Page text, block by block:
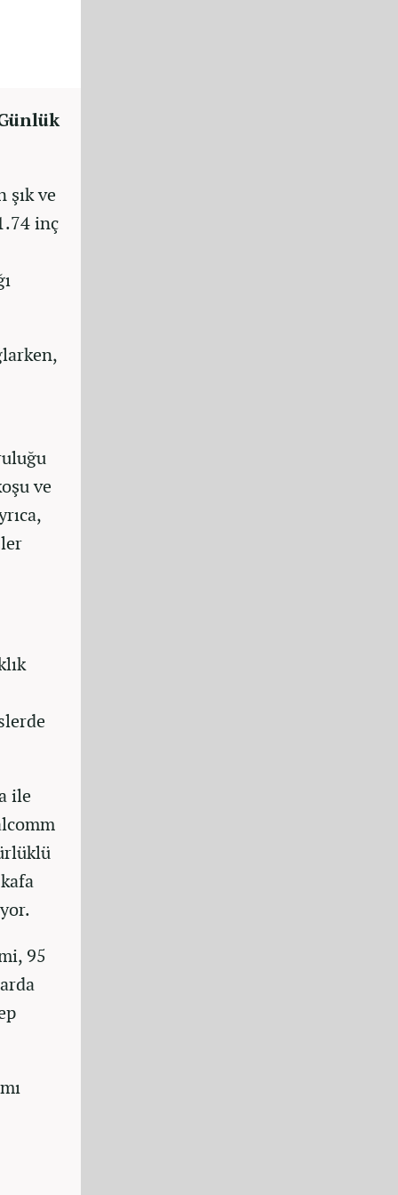
ve
inç
ve
ile
95